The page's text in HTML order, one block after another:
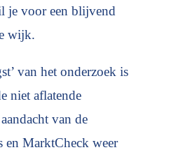
je voor een blijvend
wijk.
van het onderzoek is
niet aflatende
van de
en MarktCheck weer